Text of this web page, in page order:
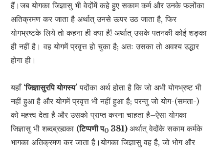
हैं।जब योगका जिज्ञासु भी वेदोंमें कहे हुए सकाम कर्म और उनके फलोंका
अतिक्रमण कर जाता है अर्थात् उनसे ऊपर उठ जाता है, फिर
योगभ्रष्टके लिये तो कहना ही क्या है! अर्थात् उसके पतनकी कोई शङ्का
ही नहीं है। वह योगमें प्रवृत्त हो चुका है; अतः उसका तो अवश्य उद्धार
होगा ही।
यहाँ ‘जिज्ञासुरपि योगस्य’ पदोंका अर्थ होता है कि जो अभी योगभ्रष्ट भी
नहीं हुआ है और योगमें प्रवृत्त भी नहीं हुआ है; परन्तु जो योग-(समता-)
को महत्त्व देता है और उसको प्राप्त करना चाहता है–ऐसा योगका
जिज्ञासु भी शब्दब्रह्मका (टिप्पणी प0 381)अर्थात् वेदोंके सकाम कर्मके
भागका अतिक्रमण कर जाता है।योगका जिज्ञासु वह है, जो भोग और